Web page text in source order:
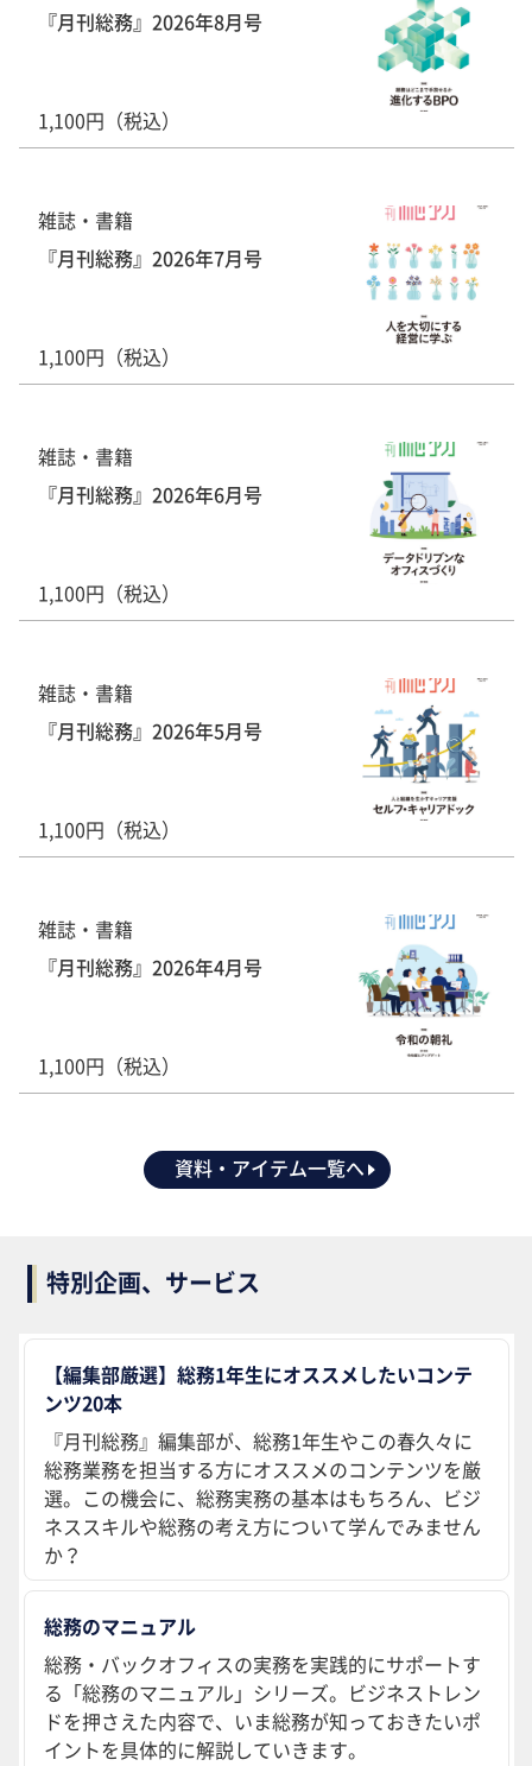
『月刊総務』2026年8月号
1,100円（税込）
雑誌・書籍
『月刊総務』2026年7月号
1,100円（税込）
雑誌・書籍
『月刊総務』2026年6月号
1,100円（税込）
雑誌・書籍
『月刊総務』2026年5月号
1,100円（税込）
雑誌・書籍
『月刊総務』2026年4月号
1,100円（税込）
資料・アイテム一覧へ
特別企画、サービス
【編集部厳選】総務1年生にオススメしたいコンテ
ンツ20本
『月刊総務』編集部が、総務1年生やこの春久々に
総務業務を担当する方にオススメのコンテンツを厳
選。この機会に、総務実務の基本はもちろん、ビジ
ネススキルや総務の考え方について学んでみません
か？
総務のマニュアル
総務・バックオフィスの実務を実践的にサポートす
る「総務のマニュアル」シリーズ。ビジネストレン
ドを押さえた内容で、いま総務が知っておきたいポ
イントを具体的に解説していきます。